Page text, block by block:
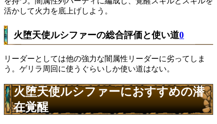
活かして火力を底上げしよう。
火堕天使ルシファーの総合評価と使い道0
リーダーとしては他の強力な闇属性リーダーに劣ってしま
う。ゲリラ周回に使うぐらいしか使い道はない。
火堕天使ルシファーにおすすめの潜
在覚醒